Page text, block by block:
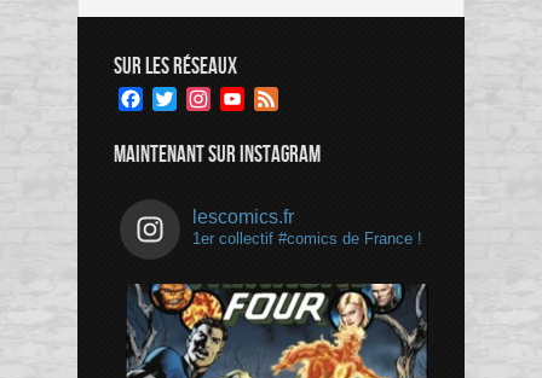
SUR LES RÉSEAUX
Facebook
TwitterInstagramYouTube
MAINTENANT SUR INSTAGRAM
lescomics.fr
1er collectif #comics de France !